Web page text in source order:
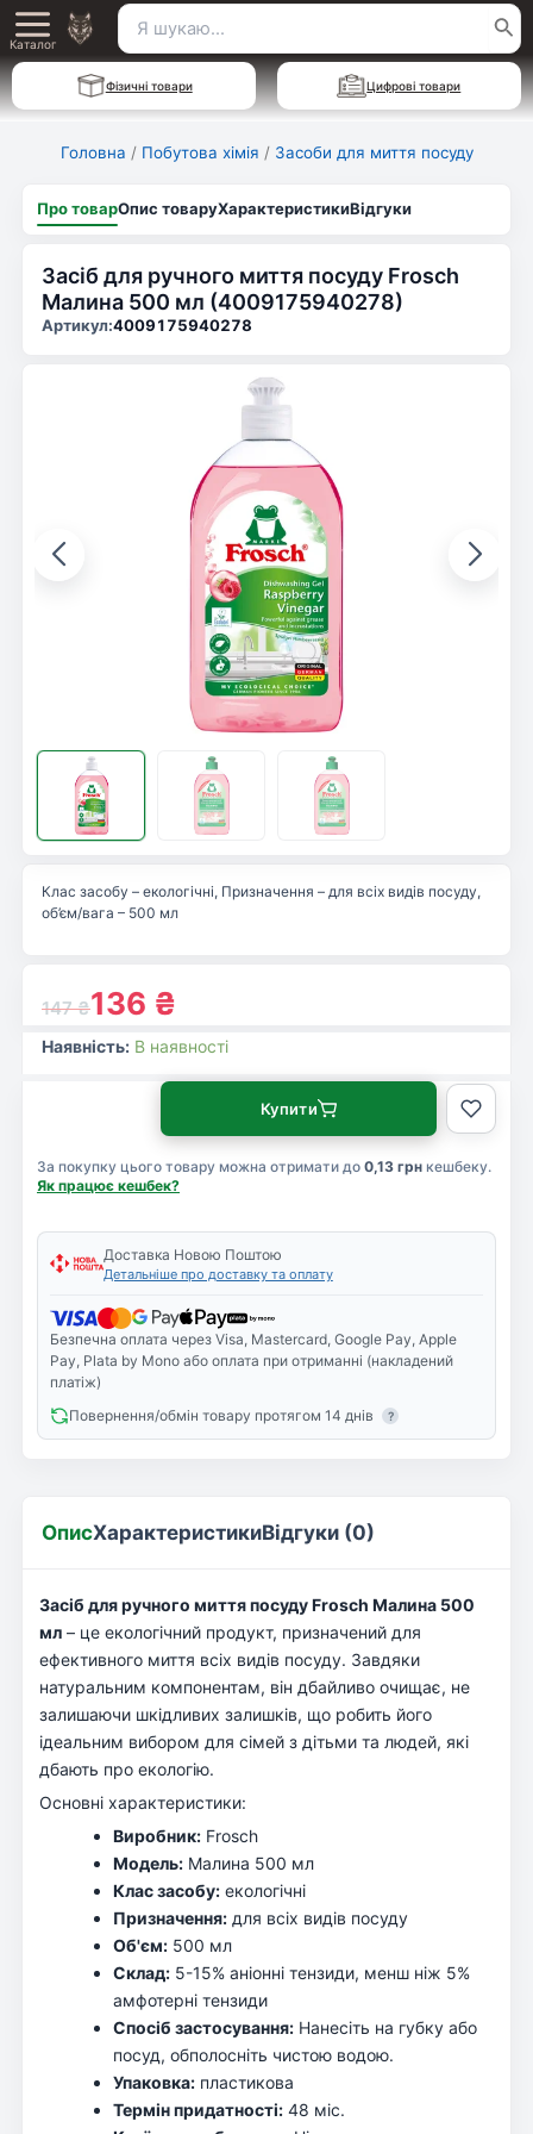
Перейти
до
вмісту
Main
Menu
Каталог
Пошук
для:
Фізичні товари Цифрові товари
Головна / Побутова хімія / Засоби для миття посуду
Про товарОпис товаруХарактеристикиВідгуки
Засіб для ручного миття посуду Frosch
Малина 500 мл (4009175940278)
Артикул:4009175940278
147₴136 ₴
Клас засобу – екологічні, Призначення – для всіх видів посуду,
об’єм/вага – 500 мл
Наявність: В наявності
За покупку цього товару можна отримати до 0,13 грн кешбеку.
Як працює кешбек?
Купити
Доставка Новою Поштою
Детальніше про доставку та оплату
Безпечна оплата через Visa, Mastercard, Google Pay, Apple
Pay, Plata by Mono або оплата при отриманні (накладений
платіж)
Повернення/обмін товару протягом 14 днів
?
ОписХарактеристикиВідгуки (0)
Засіб для ручного миття посуду Frosch Малина 500
мл – це екологічний продукт, призначений для
ефективного миття всіх видів посуду. Завдяки
натуральним компонентам, він дбайливо очищає, не
залишаючи шкідливих залишків, що робить його
ідеальним вибором для сімей з дітьми та людей, які
дбають про екологію.
Основні характеристики:
Виробник: Frosch
Модель: Малина 500 мл
Клас засобу: екологічні
Призначення: для всіх видів посуду
Об'єм: 500 мл
Склад: 5-15% аніонні тензиди, менш ніж 5%
амфотерні тензиди
Спосіб застосування: Нанесіть на губку або
посуд, обполосніть чистою водою.
Упаковка: пластикова
Термін придатності: 48 міс.